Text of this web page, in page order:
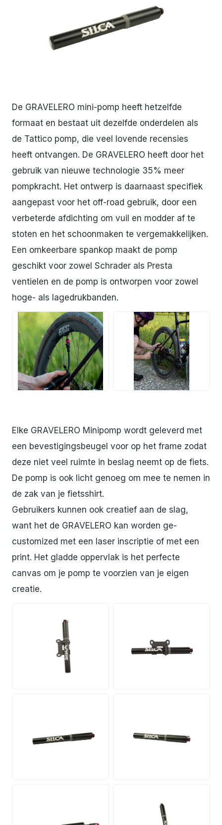
De GRAVELERO mini-pomp heeft hetzelfde
formaat en bestaat uit dezelfde onderdelen als
de Tattico pomp, die veel lovende recensies
heeft ontvangen. De GRAVELERO heeft door het
gebruik van nieuwe technologie 35% meer
pompkracht. Het ontwerp is daarnaast specifiek
aangepast voor het off-road gebruik, door een
verbeterde afdichting om vuil en modder af te
stoten en het schoonmaken te vergemakkelijken.
Een omkeerbare spankop maakt de pomp
geschikt voor zowel Schrader als Presta
ventielen en de pomp is ontworpen voor zowel
hoge- als lagedrukbanden.
JPG JPG
Elke GRAVELERO Minipomp wordt geleverd met
een bevestigingsbeugel voor op het frame zodat
deze niet veel ruimte in beslag neemt op de fiets.
De pomp is ook licht genoeg om mee te nemen in
de zak van je fietsshirt.
Gebruikers kunnen ook creatief aan de slag,
want het de GRAVELERO kan worden ge-
customized met een laser inscriptie of met een
print. Het gladde oppervlak is het perfecte
canvas om je pomp te voorzien van je eigen
creatie.